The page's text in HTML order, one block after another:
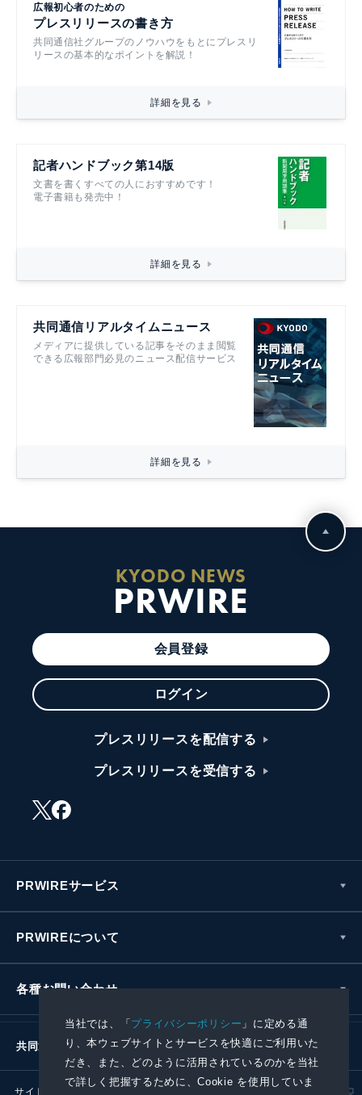
当社では、「プライバシーポリシー 」に定める通
り、本ウェブサイトとサービスを快適にご利用いた
だき、また、どのように活用されているのかを当社
で詳しく把握するために、Cookie を使用していま
広報初心者のための
プレスリリースの書き方
共同通信社グループのノウハウをもとにプレスリ
リースの基本的なポイントを解説！
詳細を見る
記者ハンドブック第14版
文書を書くすべての人におすすめです！
電子書籍も発売中！
詳細を見る
共同通信リアルタイムニュース
メディアに提供している記事をそのまま閲覧
できる広報部門必見のニュース配信サービス
詳細を見る
KYODO NEWS
PRWIRE
会員登録
ログイン
プレスリリースを配信する
プレスリリースを受信する
PRWIREサービス
PRWIREについて
各種お問い合わせ
共同通信社グループ
サイトポリシー